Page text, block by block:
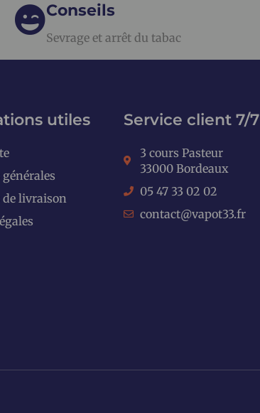
Conseils
Sevrage et arrêt du tabac
utiles
livraison
Service client 7/7
3 cours Pasteur
33000 Bordeaux
05 47 33 02 02
contact@vapot33.fr